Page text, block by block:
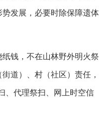
发展，必要时除保障遗体
钱，不在山林野外明火祭
道）、村（社区）责任，
、代理祭扫、网上时空信